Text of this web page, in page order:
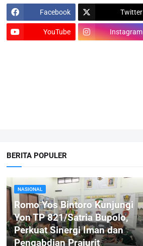
Facebook Twitter
YouTube Instagram
BERITA POPULER
NASIONAL
Romo Yos Bintoro Kunjungi
Yon TP 821/Satria Bupolo,
Perkuat Sinergi Iman dan
Pengabdian Prajurit